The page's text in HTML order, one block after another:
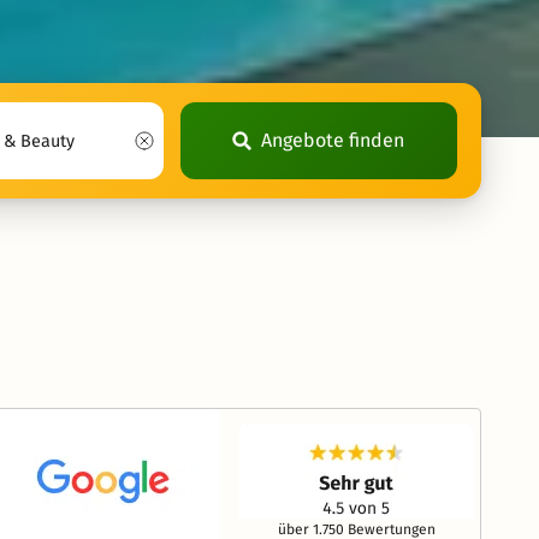
Angebote finden
über 1.750 Bewertungen